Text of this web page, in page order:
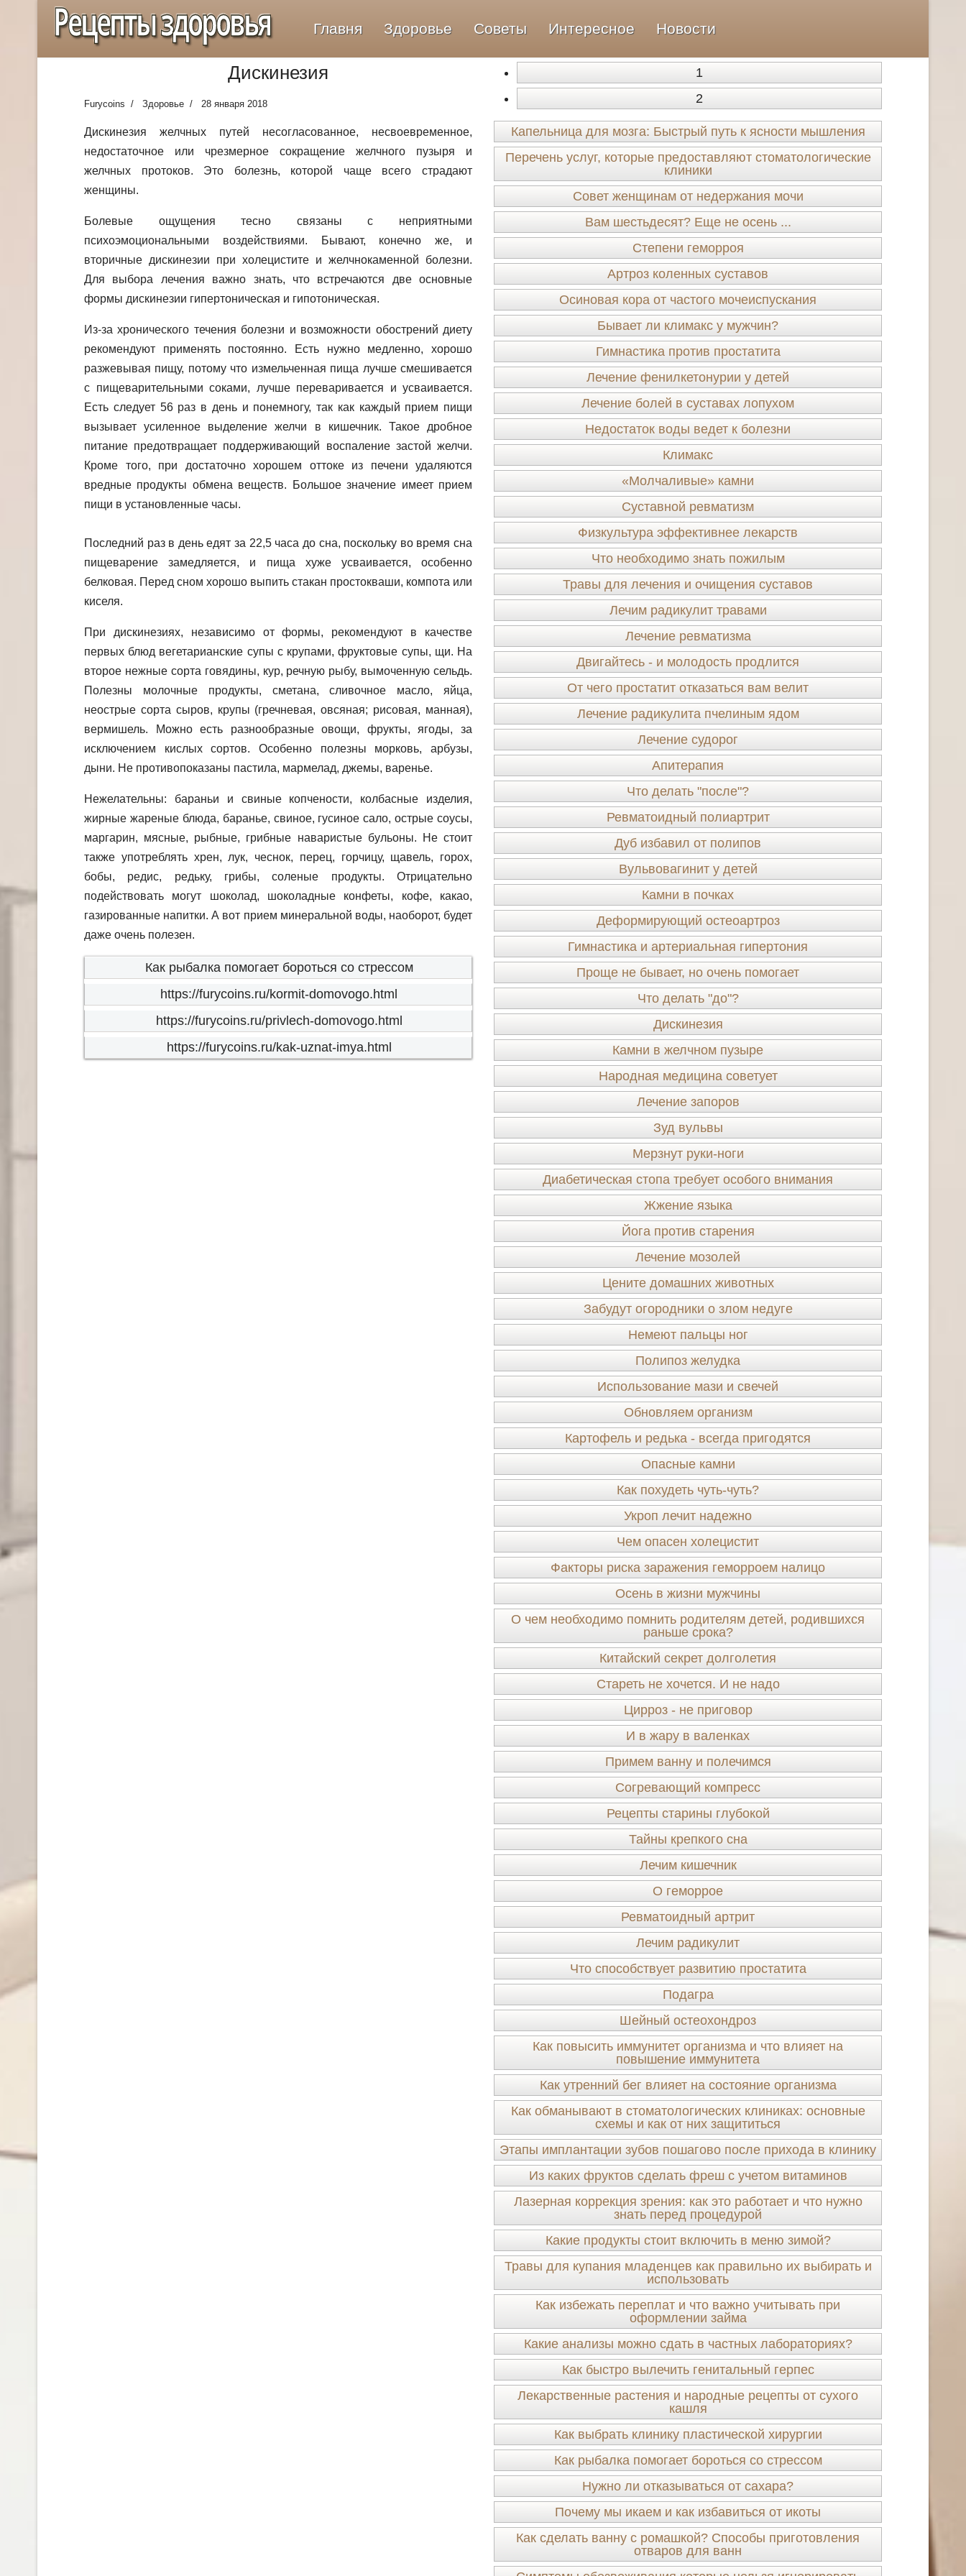
Рецепты здоровья Главня Здоровье Советы Интересное Новости
Дискинезия
Furycoins Здоровье 28 января 2018
Дискинезия желчных путей несогласованное, несвоевременное,
недостаточное или чрезмерное сокращение желчного пузыря и
желчных протоков. Это болезнь, которой чаще всего страдают
женщины.
Болевые ощущения тесно связаны с неприятными
психоэмоциональными воздействиями. Бывают, конечно же, и
вторичные дискинезии при холецистите и желчнокаменной болезни.
Для выбора лечения важно знать, что встречаются две основные
формы дискинезии гипертоническая и гипотоническая.
Из-за хронического течения болезни и возможности обострений диету
рекомендуют применять постоянно. Есть нужно медленно, хорошо
разжевывая пищу, потому что измельченная пища лучше смешивается
с пищеварительными соками, лучше переваривается и усваивается.
Есть следует 56 раз в день и понемногу, так как каждый прием пищи
вызывает усиленное выделение желчи в кишечник. Такое дробное
питание предотвращает поддерживающий воспаление застой желчи.
Кроме того, при достаточно хорошем оттоке из печени удаляются
вредные продукты обмена веществ. Большое значение имеет прием
пищи в установленные часы.
Последний раз в день едят за 22,5 часа до сна, поскольку во время сна
пищеварение замедляется, и пища хуже усваивается, особенно
белковая. Перед сном хорошо выпить стакан простокваши, компота или
киселя.
При дискинезиях, независимо от формы, рекомендуют в качестве
первых блюд вегетарианские супы с крупами, фруктовые супы, щи. На
второе нежные сорта говядины, кур, речную рыбу, вымоченную сельдь.
Полезны молочные продукты, сметана, сливочное масло, яйца,
неострые сорта сыров, крупы (гречневая, овсяная; рисовая, манная),
вермишель. Можно есть разнообразные овощи, фрукты, ягоды, за
исключением кислых сортов. Особенно полезны морковь, арбузы,
дыни. Не противопоказаны пастила, мармелад, джемы, варенье.
Нежелательны: бараньи и свиные копчености, колбасные изделия,
жирные жареные блюда, баранье, свиное, гусиное сало, острые соусы,
маргарин, мясные, рыбные, грибные наваристые бульоны. Не стоит
также употреблять хрен, лук, чеснок, перец, горчицу, щавель, горох,
бобы, редис, редьку, грибы, соленые продукты. Отрицательно
подействовать могут шоколад, шоколадные конфеты, кофе, какао,
газированные напитки. А вот прием минеральной воды, наоборот, будет
даже очень полезен.
Как рыбалка помогает бороться со стрессом
https://furycoins.ru/kormit-domovogo.html
https://furycoins.ru/privlech-domovogo.html
https://furycoins.ru/kak-uznat-imya.html
1
2
Капельница для мозга: Быстрый путь к ясности мышления
Перечень услуг, которые предоставляют стоматологические
клиники
Совет женщинам от недержания мочи
Вам шестьдесят? Еще не осень ...
Степени геморроя
Артроз коленных суставов
Осиновая кора от частого мочеиспускания
Бывает ли климакс у мужчин?
Гимнастика против простатита
Лечение фенилкетонурии у детей
Лечение болей в суставах лопухом
Недостаток воды ведет к болезни
Климакс
«Молчаливые» камни
Суставной ревматизм
Физкультура эффективнее лекарств
Что необходимо знать пожилым
Травы для лечения и очищения суставов
Лечим радикулит травами
Лечение ревматизма
Двигайтесь - и молодость продлится
От чего простатит отказаться вам велит
Лечение радикулита пчелиным ядом
Лечение судорог
Апитерапия
Что делать "после"?
Ревматоидный полиартрит
Дуб избавил от полипов
Вульвовагинит у детей
Камни в почках
Деформирующий остеоартроз
Гимнастика и артериальная гипертония
Проще не бывает, но очень помогает
Что делать "до"?
Дискинезия
Камни в желчном пузыре
Народная медицина советует
Лечение запоров
Зуд вульвы
Мерзнут руки-ноги
Диабетическая стопа требует особого внимания
Жжение языка
Йога против старения
Лечение мозолей
Цените домашних животных
Забудут огородники о злом недуге
Немеют пальцы ног
Полипоз желудка
Использование мази и свечей
Обновляем организм
Картофель и редька - всегда пригодятся
Опасные камни
Как похудеть чуть-чуть?
Укроп лечит надежно
Чем опасен холецистит
Факторы риска заражения геморроем налицо
Осень в жизни мужчины
О чем необходимо помнить родителям детей, родившихся
раньше срока?
Китайский секрет долголетия
Стареть не хочется. И не надо
Цирроз - не приговор
И в жару в валенках
Примем ванну и полечимся
Согревающий компресс
Рецепты старины глубокой
Тайны крепкого сна
Лечим кишечник
О геморрое
Ревматоидный артрит
Лечим радикулит
Что способствует развитию простатита
Подагра
Шейный остеохондроз
Как повысить иммунитет организма и что влияет на
повышение иммунитета
Как утренний бег влияет на состояние организма
Как обманывают в стоматологических клиниках: основные
схемы и как от них защититься
Этапы имплантации зубов пошагово после прихода в клинику
Из каких фруктов сделать фреш с учетом витаминов
Лазерная коррекция зрения: как это работает и что нужно
знать перед процедурой
Какие продукты стоит включить в меню зимой?
Травы для купания младенцев как правильно их выбирать и
использовать
Как избежать переплат и что важно учитывать при
оформлении займа
Какие анализы можно сдать в частных лабораториях?
Как быстро вылечить генитальный герпес
Лекарственные растения и народные рецепты от сухого
кашля
Как выбрать клинику пластической хирургии
Как рыбалка помогает бороться со стрессом
Нужно ли отказываться от сахара?
Почему мы икаем и как избавиться от икоты
Как сделать ванну с ромашкой? Способы приготовления
отваров для ванн